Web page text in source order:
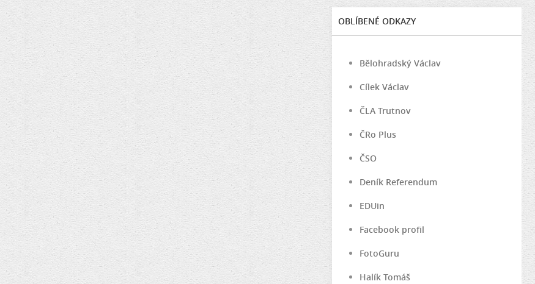
OBLÍBENÉ ODKAZY
Bělohradský Václav
Cílek Václav
ČLA Trutnov
ČRo Plus
ČSO
Deník Referendum
EDUin
Facebook profil
FotoGuru
Halík Tomáš